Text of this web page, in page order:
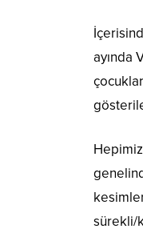
ayında
sürekli/